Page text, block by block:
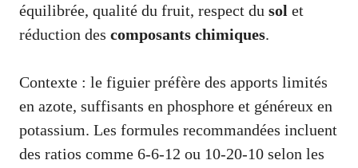
équilibrée, qualité du fruit, respect du sol et
réduction des composants chimiques.
Contexte : le figuier préfère des apports limités
en azote, suffisants en phosphore et généreux en
potassium. Les formules recommandées incluent
des ratios comme 6-6-12 ou 10-20-10 selon les